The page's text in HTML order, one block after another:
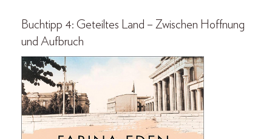
Buchtipp 4: Geteiltes Land – Zwischen Hoffnung
und Aufbruch